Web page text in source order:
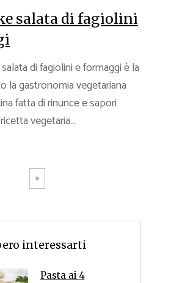
salata di fagiolini
di fagiolini e formaggi è la
la gastronomia vegetariana
fatta di rinunce e sapori
vegetaria...
»
interessarti
Pasta ai 4